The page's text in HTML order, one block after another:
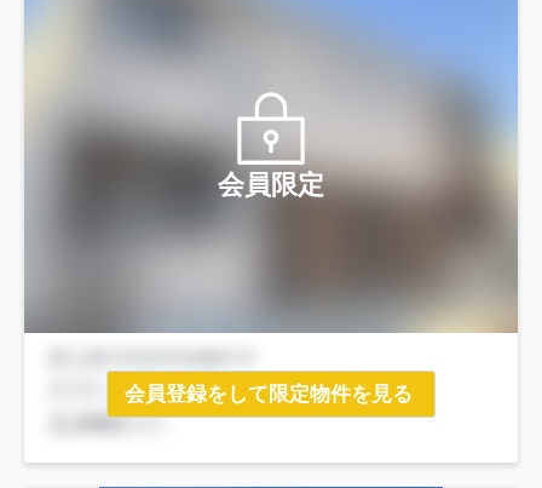
会員限定
会員登録をして限定物件を見る